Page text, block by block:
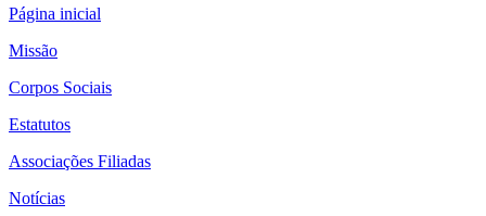
Página inicial
Missão
Corpos Sociais
Estatutos
Associações Filiadas
Notícias